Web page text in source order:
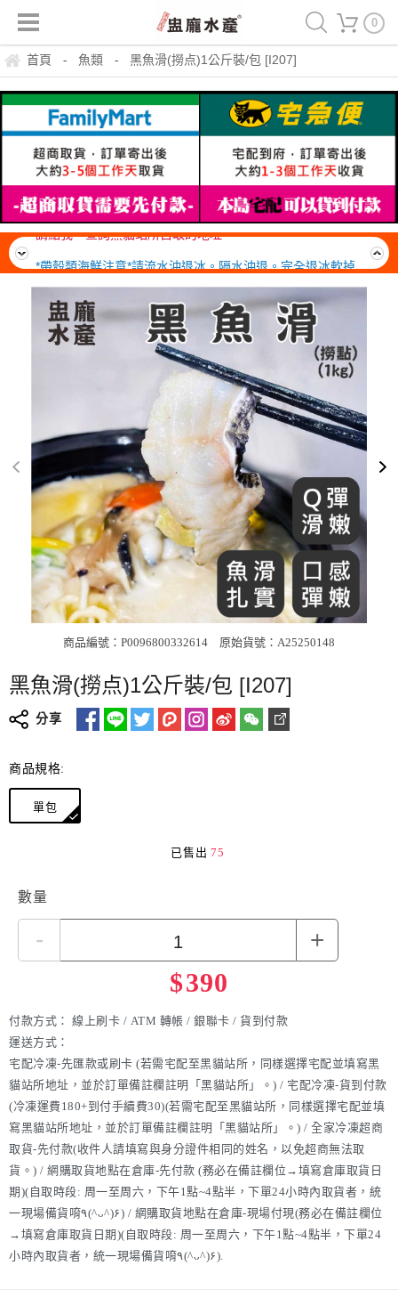
0
首頁 - 魚類 - 黑魚滑(撈点)1公斤裝/包 [I207]
運費150，冷凍滿999免運一箱(20公斤內可裝材積、重量)
請點我，查詢黑貓站所自取的地址
*帶殼類海鮮注意*請流水沖退冰。隔水沖退。完全退冰軟掉
後，即可料理。熟了就可以吃，勿需一直煮，不要久煮。吃
了超美味。
離島無免運門檻，運費一律由貨運公司到府收款，每箱約
$300~400元
運費150，冷凍滿999免運一箱(20公斤內可裝材積、重量)
請點我，查詢黑貓站所自取的地址
後，即可料理。熟了就可以吃，勿需一直煮，不要久煮。吃
了超美味。
離島無免運門檻，運費一律由貨運公司到府收款，每箱約
$300~400元
商品編號：P0096800332614 原始貨號：A25250148
黑魚滑(撈点)1公斤裝/包 [I207]
分享
商品規格:
單包
已售出 75
數量
- +
$390
付款方式： 線上刷卡 / ATM 轉帳 / 銀聯卡 / 貨到付款
運送方式：
宅配冷凍-先匯款或刷卡 (若需宅配至黑貓站所，同樣選擇宅配並填寫黑
貓站所地址，並於訂單備註欄註明「黑貓站所」。) / 宅配冷凍-貨到付款
(冷凍運費180+到付手續費30)(若需宅配至黑貓站所，同樣選擇宅配並填
寫黑貓站所地址，並於訂單備註欄註明「黑貓站所」。) / 全家冷凍超商
取貨-先付款(收件人請填寫與身分證件相同的姓名，以免超商無法取
貨。) / 網購取貨地點在倉庫-先付款 (務必在備註欄位→填寫倉庫取貨日
期)(自取時段: 周一至周六，下午1點~4點半，下單24小時內取貨者，統
一現場備貨唷٩(^ᴗ^)۶) / 網購取貨地點在倉庫-現場付現(務必在備註欄位
→填寫倉庫取貨日期)(自取時段: 周一至周六，下午1點~4點半，下單24
小時內取貨者，統一現場備貨唷٩(^ᴗ^)۶).